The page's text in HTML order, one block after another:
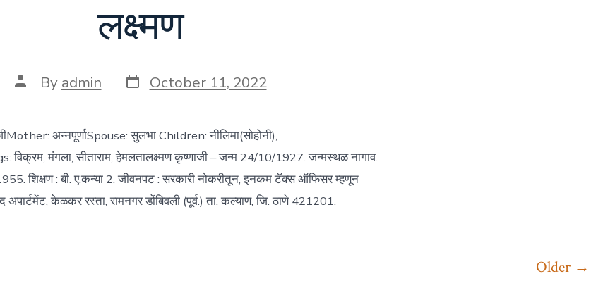
लक्ष्मण
Post
author
By admin Post
date
October 11, 2022
अन्नपूर्णाSpouse: सुलभा Children: नीलिमा(सोहोनी),
विक्रम, मंगला, सीताराम, हेमलतालक्ष्मण कृष्णाजी – जन्म 24/10/1927. जन्मस्थळ नागाव.
शिक्षण : बी. ए.कन्या 2. जीवनपट : सरकारी नोकरीतून, इनकम टॅक्स ऑफिसर म्हणून
अपार्टमेंट, केळकर रस्ता, रामनगर डोंबिवली (पूर्व.) ता. कल्याण, जि. ठाणे 421201.
Older →